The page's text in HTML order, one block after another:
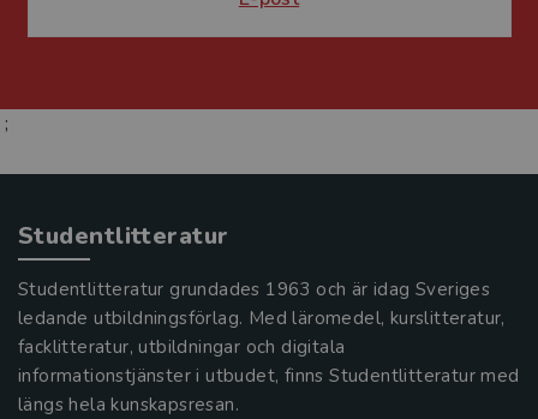
;
Studentlitteratur
Studentlitteratur grundades 1963 och är idag Sveriges
ledande utbildningsförlag. Med läromedel, kurslitteratur,
facklitteratur, utbildningar och digitala
informationstjänster i utbudet, finns Studentlitteratur med
längs hela kunskapsresan.